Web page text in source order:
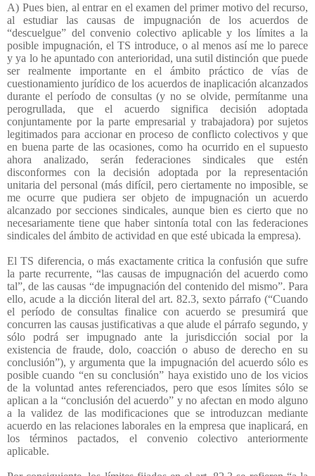
A) Pues bien, al entrar en el examen del primer motivo del recurso,
al estudiar las causas de impugnación de los acuerdos de
“descuelgue” del convenio colectivo aplicable y los límites a la
posible impugnación, el TS introduce, o al menos así me lo parece
y ya lo he apuntado con anterioridad, una sutil distinción que puede
ser realmente importante en el ámbito práctico de vías de
cuestionamiento jurídico de los acuerdos de inaplicación alcanzados
durante el período de consultas (y no se olvide, permítanme una
perogrullada, que el acuerdo significa decisión adoptada
conjuntamente por la parte empresarial y trabajadora) por sujetos
legitimados para accionar en proceso de conflicto colectivos y que
en buena parte de las ocasiones, como ha ocurrido en el supuesto
ahora analizado, serán federaciones sindicales que estén
disconformes con la decisión adoptada por la representación
unitaria del personal (más difícil, pero ciertamente no imposible, se
me ocurre que pudiera ser objeto de impugnación un acuerdo
alcanzado por secciones sindicales, aunque bien es cierto que no
necesariamente tiene que haber sintonía total con las federaciones
sindicales del ámbito de actividad en que esté ubicada la empresa).
El TS diferencia, o más exactamente critica la confusión que sufre
la parte recurrente, “las causas de impugnación del acuerdo como
tal”, de las causas “de impugnación del contenido del mismo”. Para
ello, acude a la dicción literal del art. 82.3, sexto párrafo (“Cuando
el período de consultas finalice con acuerdo se presumirá que
concurren las causas justificativas a que alude el párrafo segundo, y
sólo podrá ser impugnado ante la jurisdicción social por la
existencia de fraude, dolo, coacción o abuso de derecho en su
conclusión”), y argumenta que la impugnación del acuerdo sólo es
posible cuando “en su conclusión” haya existido uno de los vicios
de la voluntad antes referenciados, pero que esos límites sólo se
aplican a la “conclusión del acuerdo” y no afectan en modo alguno
a la validez de las modificaciones que se introduzcan mediante
acuerdo en las relaciones laborales en la empresa que inaplicará, en
los términos pactados, el convenio colectivo anteriormente
aplicable.